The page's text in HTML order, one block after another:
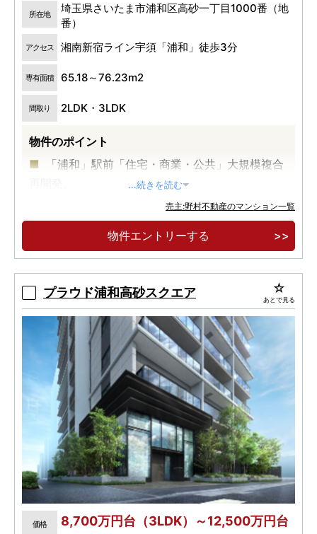
所在地
埼玉県さいたま市浦和区高砂一丁目1000番（地
番）
アクセス 湘南新宿ライン宇須「浦和」徒歩3分
専有面積 65.18～76.23m2
間取り 2LDK・3LDK
物件のポイント
「浦和」駅前「住宅・商業・公共」大規模複合
地上27階建て、全525邸、免震タワーレジデン
ス。
...続きを読む
売主:野村不動産のマンション一覧
物件エントリーする
プラウド浦和高砂スクエア あとで見る
価格
8,700万円台（3LDK）～12,500万円台